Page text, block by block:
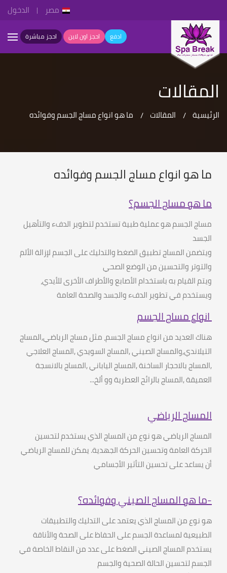
مصر الدخول
احجز مباشرة احجز اون لاين ادفع
المقالات
الرئيسية المقالات ما هو انواع مساج الجسم وفوائده
ما هو انواع مساج الجسم وفوائده
ما هو مساج الجسم؟
مساج الجسم هو عملية طبية تستخدم لتطوير الدفء والتأهيل
الجسد
ويتضمن المساج تطبيق الضغط والتدليك على الجسم لإزالة الألم
والتوتر والتحسين من الوضع الصحي
ويتم القيام به باستخدام الأصابع والأطراف الأخرى للأيدي،
ويستخدم في تطوير الدفء والجسد والصحة العامة
انواع مساج الجسم
هناك العديد من انواع مساج الجسم، مثل مساج الرياضي,المساج
التيلاندي,والمساج الصيني,المساج السويدي,المساج العلاجي
,المساج بالاحجار الساخنة,المساج الياباني,المساج بالانسجة
العميقة,المساج بالرائح العطرية وو ألخ...
المساج الرياضي
المساج الرياضي هو نوع من المساج الذي يستخدم لتحسين
الحركة العامة وتحسين الحركة الجهدية.يمكن للمساج الرياضي
أن يساعد على تحسين التأثير الأجسامي
-ما هو المساج الصيني وفوائده؟
هو نوع من المساج الذي يعتمد على التدليك والتطبيقات
الطبيعية لمساعدة الجسم على الحفاظ على الصحة والأناقة
يستخدم المساج الصيني الضغط على عدد من النقاط الخاصة في
الجسم لتحسين الحالة الصحية والجسم